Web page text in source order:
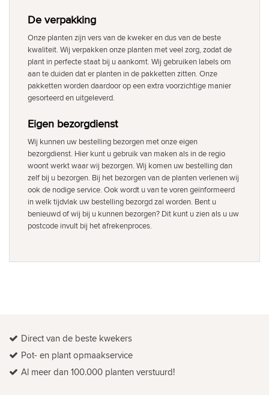
De verpakking
Onze planten zijn vers van de kweker en dus van de beste
kwaliteit. Wij verpakken onze planten met veel zorg, zodat de
plant in perfecte staat bij u aankomt. Wij gebruiken labels om
aan te duiden dat er planten in de pakketten zitten. Onze
pakketten worden daardoor op een extra voorzichtige manier
gesorteerd en uitgeleverd.
Eigen bezorgdienst
Wij kunnen uw bestelling bezorgen met onze eigen
bezorgdienst. Hier kunt u gebruik van maken als in de regio
woont werkt waar wij bezorgen. Wij komen uw bestelling dan
zelf bij u bezorgen. Bij het bezorgen van de planten verlenen wij
ook de nodige service. Ook wordt u van te voren geïnformeerd
in welk tijdvlak uw bestelling bezorgd zal worden. Bent u
benieuwd of wij bij u kunnen bezorgen? Dit kunt u zien als u uw
postcode invult bij het afrekenproces.
Direct van de beste kwekers
Pot- en plant opmaakservice
Al meer dan 100.000 planten verstuurd!